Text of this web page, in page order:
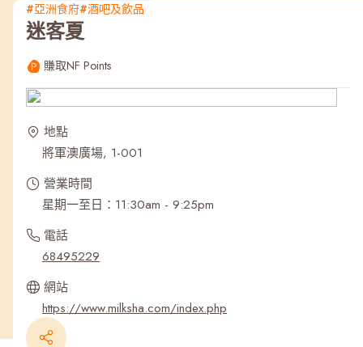
熱門
最近搜尋紀錄
#亞洲食府#酒吧及飲品
迷客夏
賺取NF Points
地點
將軍澳廣場, 1-001
營業時間
星期一至日：11:30am - 9:25pm
電話
68495229
網站
https://www.milksha.com/index.php